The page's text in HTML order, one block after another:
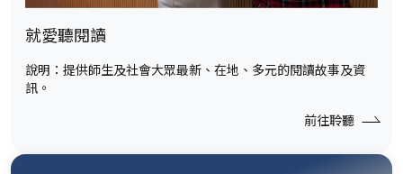
就愛聽閱讀
說明：提供師生及社會大眾最新、在地、多元的閱讀故事及資
訊。
前往聆聽